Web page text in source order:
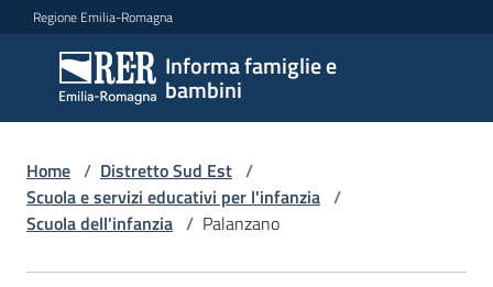
Vai al contenuto
Vai alla navigazione
Vai al footer
Regione Emilia-Romagna
Informa famiglie e
bambini
Informa
famiglie
e
bambini
Home / Distretto Sud Est /
Scuola e servizi educativi per l'infanzia /
Scuola dell'infanzia / Palanzano